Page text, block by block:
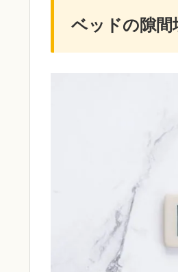
ベッドの隙間